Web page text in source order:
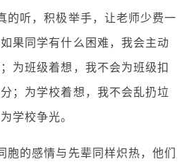
的听，积极举手，让老师少费一
果同学有什么困难，我会主动
为班级着想，我不会为班级扣
；为学校着想，我不会乱扔垃
学校争光。
胞的感情与先辈同样炽热，他们